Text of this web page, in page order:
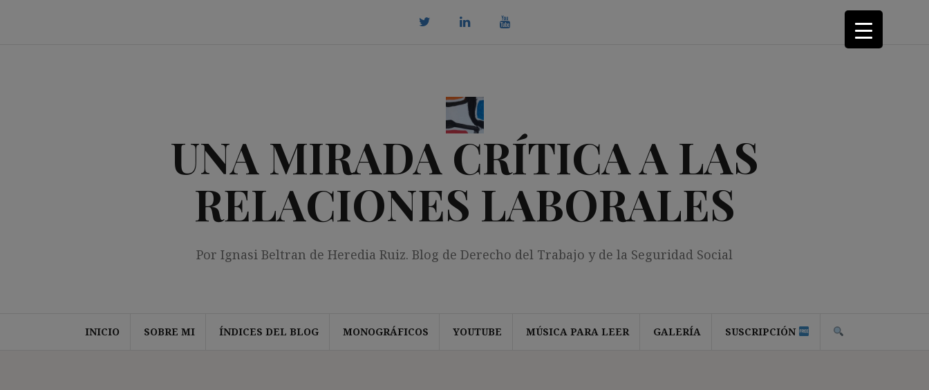
UNA MIRADA CRÍTICA A LAS
RELACIONES LABORALES
Por Ignasi Beltran de Heredia Ruiz. Blog de Derecho del Trabajo y de la Seguridad Social
INICIO SOBRE MI ÍNDICES DEL BLOG MONOGRÁFICOS YOUTUBE MÚSICA PARA LEER GALERÍA SUSCRIPCIÓN